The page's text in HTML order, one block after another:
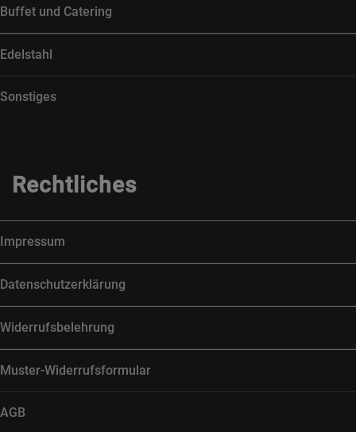
Buffet und Catering
Edelstahl
Sonstiges
Rechtliches
Impressum
Datenschutzerklärung
Widerrufsbelehrung
Muster-Widerrufsformular
AGB